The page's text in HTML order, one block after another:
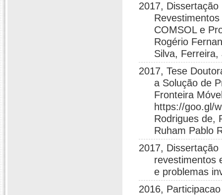
2017,
COMSOL e
Rogério
Silva,
2017, Tese
a Solução de
Fronteira
https://goo.gl/
Rodrigues de,
Ruham Pablo
2017,
revestimentos
e problemas
2016,